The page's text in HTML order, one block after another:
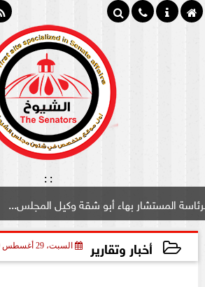
:
:
بهاء أبو شقة وكيل المجلس...
أخبار وتقارير السبت، 29 أغسطس 2020